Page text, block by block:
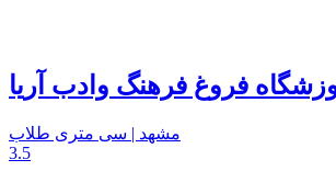
فروغ فرهنگ وادب آریا
مشهد | سی متری طلاب
3.5